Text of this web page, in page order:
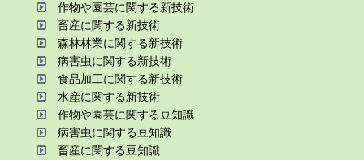
作物や園芸に関する新技術
畜産に関する新技術
森林林業に関する新技術
病害⾍に関する新技術
⾷品加⼯に関する新技術
⽔産に関する新技術
作物や園芸に関する⾖知識
病害⾍に関する⾖知識
畜産に関する⾖知識